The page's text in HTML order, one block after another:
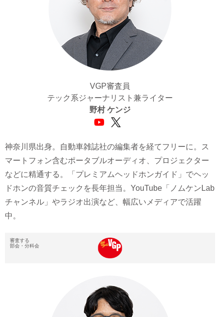
VGP審査員
テック系ジャーナリスト兼ライター
野村 ケンジ
神奈川県出身。自動車雑誌社の編集者を経てフリーに。ス
マートフォン含むポータブルオーディオ、プロジェクター
などに精通する。「プレミアムヘッドホンガイド」でヘッ
ドホンの音質チェックを長年担当。YouTube「ノムケンLab
チャンネル」やラジオ出演など、幅広いメディアで活躍
中。